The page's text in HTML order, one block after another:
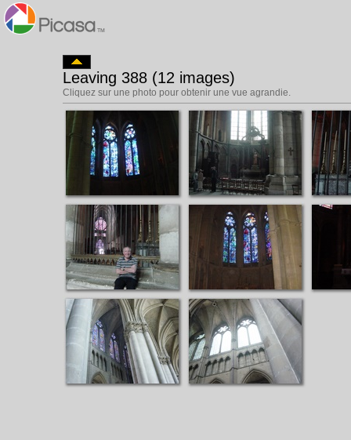
Leaving 388 (12 images)
Cliquez sur une photo pour obtenir une vue agrandie.